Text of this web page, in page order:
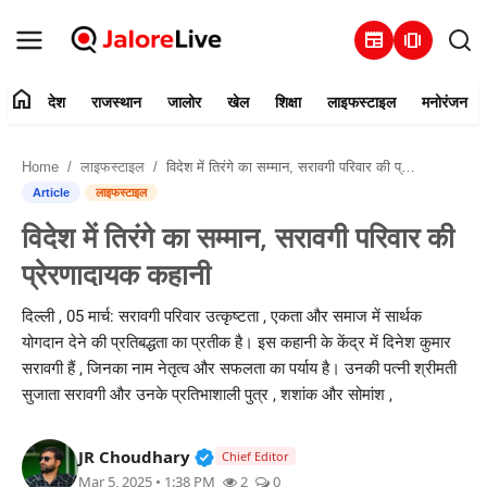
newspaper amp_stories
संपर्क करें
देश
जालोर
खेल
शिक्षा
home देश राजस्थान जालोर खेल शिक्षा लाइफस्टाइल मनोरंजन
Home लाइफस्टाइल विदेश में तिरंगे का सम्मान, सरावगी परिवार की प्रेरणादायक कहानी
Article लाइफस्टाइल
विदेश में तिरंगे का सम्मान, सरावगी परिवार की
प्रेरणादायक कहानी
दिल्ली , 05 मार्च: सरावगी परिवार उत्कृष्टता , एकता और समाज में सार्थक
योगदान देने की प्रतिबद्धता का प्रतीक है। इस कहानी के केंद्र में दिनेश कुमार
सरावगी हैं , जिनका नाम नेतृत्व और सफलता का पर्याय है। उनकी पत्नी श्रीमती
सुजाता सरावगी और उनके प्रतिभाशाली पुत्र , शशांक और सोमांश ,
JR Choudhary Verified Public Figure • 30 Mar,
Chief Editor
Mar 5, 2025 • 1:38 PM 2 0